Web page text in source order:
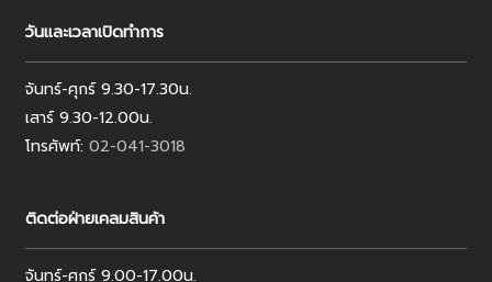
วันและเวลาเปิดทำการ
จันทร์-ศุกร์ 9.30-17.30น.
เสาร์ 9.30-12.00น.
โทรศัพท์: 02-041-3018
ติดต่อฝ่ายเคลมสินค้า
จันทร์-ศุกร์ 9.00-17.00น.